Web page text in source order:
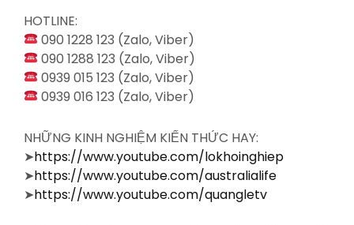
HOTLINE:
090 1228 123 (Zalo, Viber)
090 1288 123 (Zalo, Viber)
0939 015 123 (Zalo, Viber)
0939 016 123 (Zalo, Viber)
NHỮNG KINH NGHIỆM KIẾN THỨC HAY:
➤https://www.youtube.com/lokhoinghiep
➤https://www.youtube.com/australialife
➤https://www.youtube.com/quangletv